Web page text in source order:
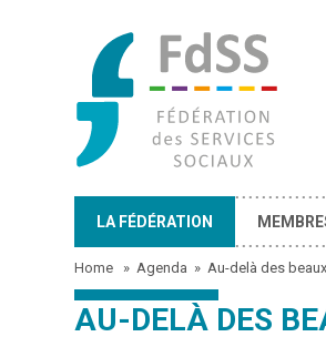
LA FÉDÉRATION
Home »Agenda »Au-delà des
AU-DELÀ DES